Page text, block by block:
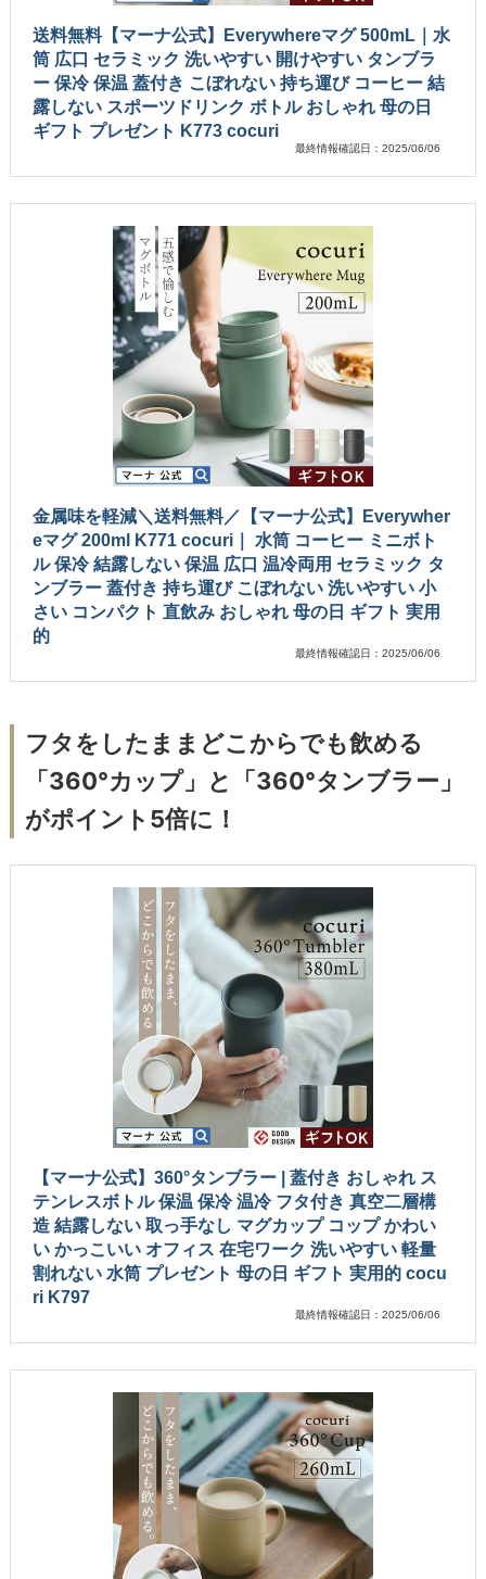
送料無料【マーナ公式】Everywhereマグ 500mL｜水
筒 広口 セラミック 洗いやすい 開けやすい タンブラ
ー 保冷 保温 蓋付き こぼれない 持ち運び コーヒー 結
露しない スポーツドリンク ボトル おしゃれ 母の日
ギフト プレゼント K773 cocuri
最終情報確認日：2025/06/06
金属味を軽減＼送料無料／【マーナ公式】Everywher
eマグ 200ml K771 cocuri｜ 水筒 コーヒー ミニボト
ル 保冷 結露しない 保温 広口 温冷両用 セラミック タ
ンブラー 蓋付き 持ち運び こぼれない 洗いやすい 小
さい コンパクト 直飲み おしゃれ 母の日 ギフト 実用
的
最終情報確認日：2025/06/06
フタをしたままどこからでも飲める
「360°カップ」と「360°タンブラー」
がポイント5倍に！
【マーナ公式】360°タンブラー | 蓋付き おしゃれ ス
テンレスボトル 保温 保冷 温冷 フタ付き 真空二層構
造 結露しない 取っ手なし マグカップ コップ かわい
い かっこいい オフィス 在宅ワーク 洗いやすい 軽量
割れない 水筒 プレゼント 母の日 ギフト 実用的 cocu
ri K797
最終情報確認日：2025/06/06